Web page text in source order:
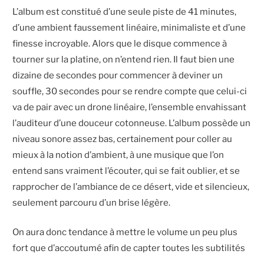
L’album est constitué d’une seule piste de 41 minutes,
d’une ambient faussement linéaire, minimaliste et d’une
finesse incroyable. Alors que le disque commence à
tourner sur la platine, on n’entend rien. Il faut bien une
dizaine de secondes pour commencer à deviner un
souffle, 30 secondes pour se rendre compte que celui-ci
va de pair avec un drone linéaire, l’ensemble envahissant
l’auditeur d’une douceur cotonneuse. L’album possède un
niveau sonore assez bas, certainement pour coller au
mieux à la notion d’ambient, à une musique que l’on
entend sans vraiment l’écouter, qui se fait oublier, et se
rapprocher de l’ambiance de ce désert, vide et silencieux,
seulement parcouru d’un brise légère.
On aura donc tendance à mettre le volume un peu plus
fort que d’accoutumé afin de capter toutes les subtilités